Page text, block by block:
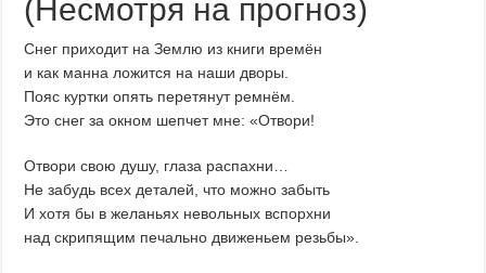
(Несмотря на прогноз)
Снег приходит на Землю из книги времён
и как манна ложится на наши дворы.
Пояс куртки опять перетянут ремнём.
Это снег за окном шепчет мне: «Отвори!
Отвори свою душу, глаза распахни…
Не забудь всех деталей, что можно забыть
И хотя бы в желаньях невольных вспорхни
над скрипящим печально движеньем резьбы».